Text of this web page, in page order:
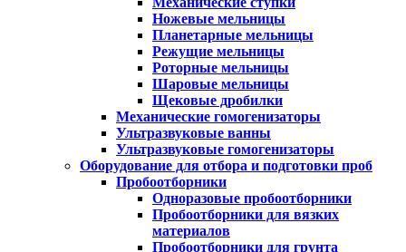
Ножевые мельницы
Планетарные мельницы
Режущие мельницы
Роторные мельницы
Шаровые мельницы
Щековые дробилки
Механические гомогенизаторы
Ультразвуковые ванны
Ультразвуковые гомогенизаторы
Оборудование для отбора и подготовки проб
Пробоотборники
Одноразовые пробоотборники
Пробоотборники для вязких
материалов
Пробоотборники для грунта